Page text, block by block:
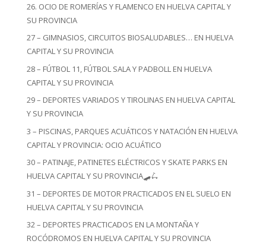
26. OCIO DE ROMERÍAS Y FLAMENCO EN HUELVA CAPITAL Y
SU PROVINCIA
27 – GIMNASIOS, CIRCUITOS BIOSALUDABLES… EN HUELVA
CAPITAL Y SU PROVINCIA
28 – FÚTBOL 11, FÚTBOL SALA Y PADBOLL EN HUELVA
CAPITAL Y SU PROVINCIA
29 – DEPORTES VARIADOS Y TIROLINAS EN HUELVA CAPITAL
Y SU PROVINCIA
3 – PISCINAS, PARQUES ACUÁTICOS Y NATACIÓN EN HUELVA
CAPITAL Y PROVINCIA: OCIO ACUÁTICO
30 – PATINAJE, PATINETES ELÉCTRICOS Y SKATE PARKS EN
HUELVA CAPITAL Y SU PROVINCIA🛹🛴
31 – DEPORTES DE MOTOR PRACTICADOS EN EL SUELO EN
HUELVA CAPITAL Y SU PROVINCIA
32 – DEPORTES PRACTICADOS EN LA MONTAÑA Y
ROCÓDROMOS EN HUELVA CAPITAL Y SU PROVINCIA